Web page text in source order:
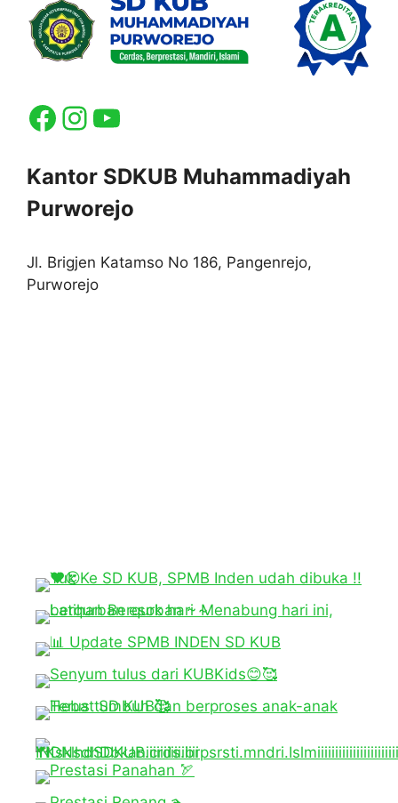
Facebook
Instagram
YouTube
Kantor SDKUB Muhammadiyah
Purworejo
Jl. Brigjen Katamso No 186, Pangenrejo,
Purworejo